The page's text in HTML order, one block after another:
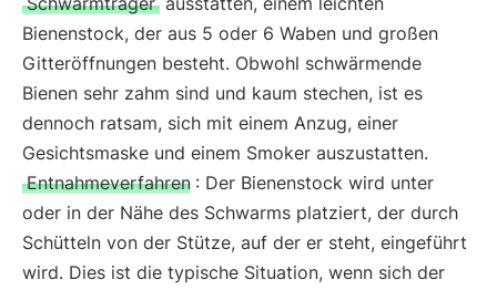
Bienenstock, der aus 5 oder 6 Waben und großen
Gitteröffnungen besteht. Obwohl schwärmende
Bienen sehr zahm sind und kaum stechen, ist es
dennoch ratsam, sich mit einem Anzug, einer
Gesichtsmaske und einem Smoker auszustatten.
Entnahmeverfahren : Der Bienenstock wird unter
oder in der Nähe des Schwarms platziert, der durch
Schütteln von der Stütze, auf der er steht, eingeführt
wird. Dies ist die typische Situation, wenn sich der